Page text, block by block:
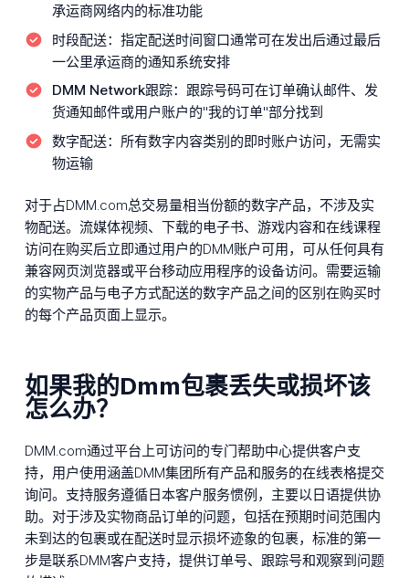
承运商网络内的标准功能
时段配送： 指定配送时间窗口通常可在发出后通过最后
一公里承运商的通知系统安排
DMM Network跟踪： 跟踪号码可在订单确认邮件、发
货通知邮件或用户账户的"我的订单"部分找到
数字配送： 所有数字内容类别的即时账户访问，无需实
物运输
对于占DMM.com总交易量相当份额的数字产品，不涉及实
物配送。流媒体视频、下载的电子书、游戏内容和在线课程
访问在购买后立即通过用户的DMM账户可用，可从任何具有
兼容网页浏览器或平台移动应用程序的设备访问。需要运输
的实物产品与电子方式配送的数字产品之间的区别在购买时
的每个产品页面上显示。
如果我的Dmm包裹丢失或损坏该
怎么办？
DMM.com通过平台上可访问的专门帮助中心提供客户支
持，用户使用涵盖DMM集团所有产品和服务的在线表格提交
询问。支持服务遵循日本客户服务惯例，主要以日语提供协
助。对于涉及实物商品订单的问题，包括在预期时间范围内
未到达的包裹或在配送时显示损坏迹象的包裹，标准的第一
步是联系DMM客户支持，提供订单号、跟踪号和观察到问题